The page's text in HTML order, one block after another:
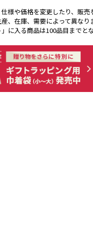
様や価格を変更したり、販売
、在庫、需要によって異なり
に入る商品は100品目までとな